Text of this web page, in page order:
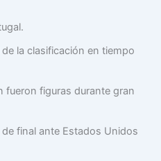
la clasificación en tiempo
fueron figuras durante gran
final ante Estados Unidos